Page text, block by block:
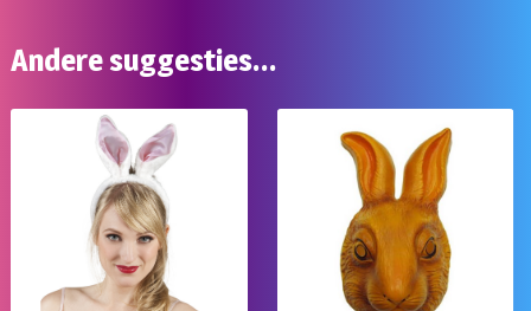
Andere suggesties…